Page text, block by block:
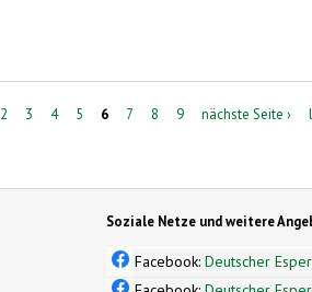
2 3 4 5 6 7 8 9 nächste Seite ›
Soziale Netze und weitere
Facebook:Deutscher